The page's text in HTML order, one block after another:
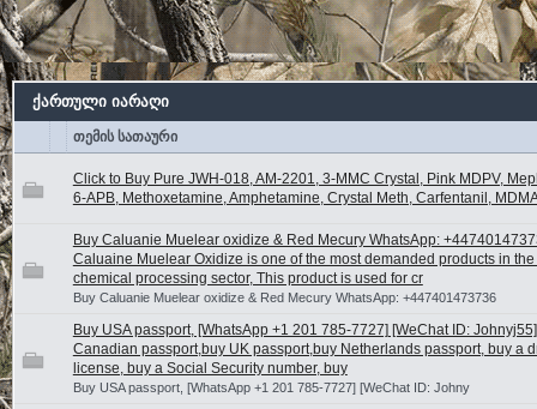
ქართული იარაღი
თემის სათაური
Click to Buy Pure JWH-018, AM-2201, 3-MMC Crystal, Pink MDPV,
6-APB, Methoxetamine, Amphetamine, Crystal Meth, Carfentanil,
Buy Caluanie Muelear oxidize & Red Mecury WhatsApp:
Caluaine Muelear Oxidize is one of the most demanded products in
chemical processing sector, This product is used for cr
Buy Caluanie Muelear oxidize & Red Mecury WhatsApp: +447401473736
Buy USA passport, [WhatsApp +1 201 785-7727] [WeChat ID:
Canadian passport,buy UK passport,buy Netherlands passport, buy a
license, buy a Social Security number, buy
Buy USA passport, [WhatsApp +1 201 785-7727] [WeChat ID: Johny